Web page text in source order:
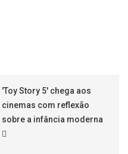
'Toy Story 5' chega aos
cinemas com reflexão
sobre a infância moderna